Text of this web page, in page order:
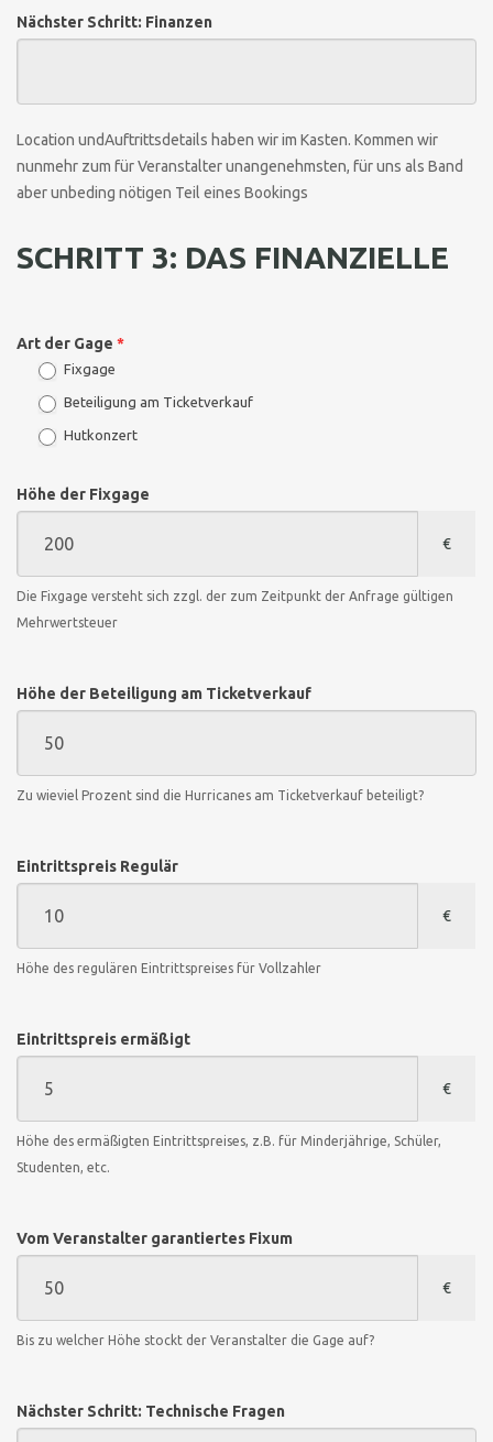
Nächster Schritt: Finanzen
Location undAuftrittsdetails haben wir im Kasten. Kommen wir
nunmehr zum für Veranstalter unangenehmsten, für uns als Band
aber unbeding nötigen Teil eines Bookings
SCHRITT 3: DAS FINANZIELLE
Art der Gage *
Fixgage
Beteiligung am Ticketverkauf
Hutkonzert
Höhe der Fixgage
€
Die Fixgage versteht sich zzgl. der zum Zeitpunkt der Anfrage gültigen
Mehrwertsteuer
Höhe der Beteiligung am Ticketverkauf
Zu wieviel Prozent sind die Hurricanes am Ticketverkauf beteiligt?
Eintrittspreis Regulär
€
Höhe des regulären Eintrittspreises für Vollzahler
Eintrittspreis ermäßigt
€
Höhe des ermäßigten Eintrittspreises, z.B. für Minderjährige, Schüler,
Studenten, etc.
Vom Veranstalter garantiertes Fixum
€
Bis zu welcher Höhe stockt der Veranstalter die Gage auf?
Nächster Schritt: Technische Fragen